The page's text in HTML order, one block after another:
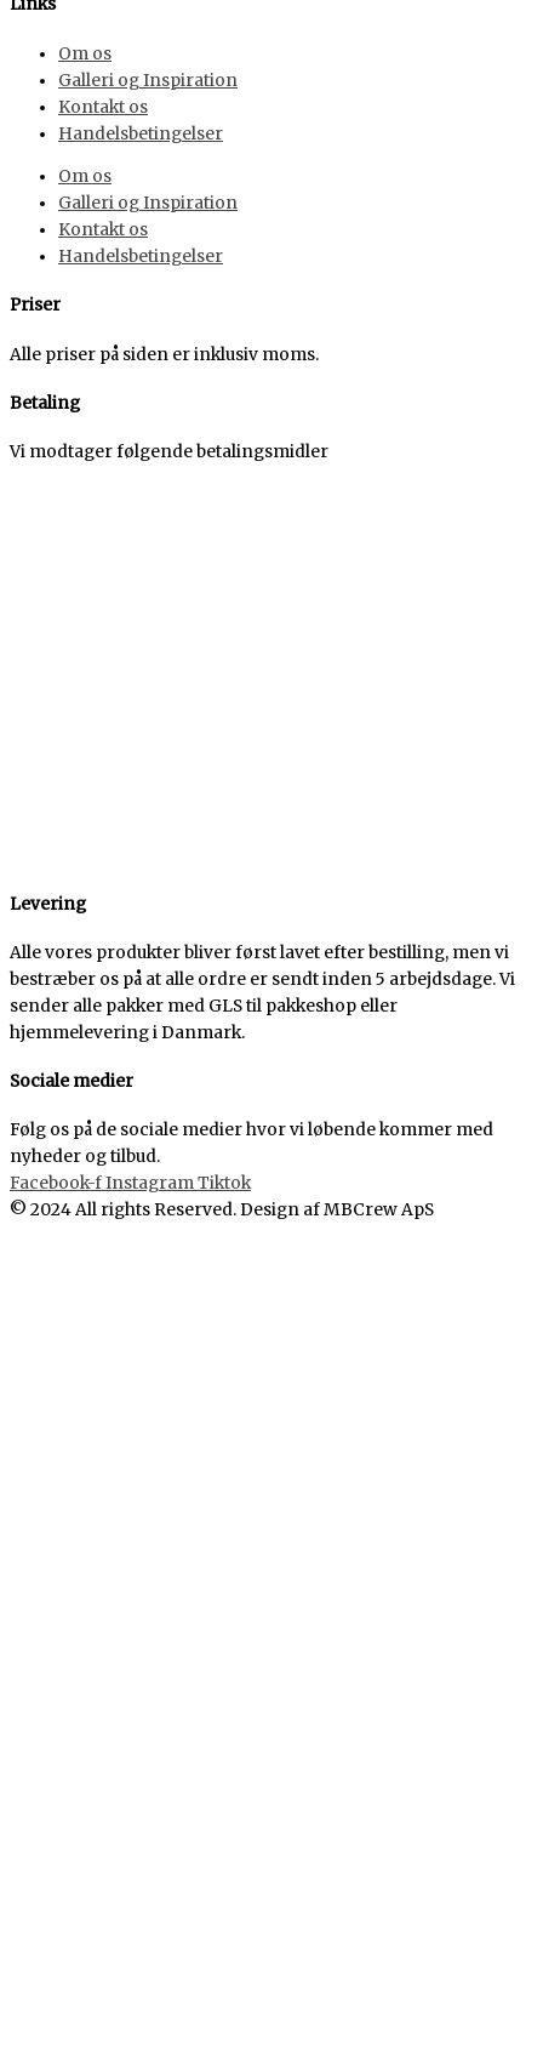
Links
Om os
Galleri og Inspiration
Kontakt os
Handelsbetingelser
Om os
Galleri og Inspiration
Kontakt os
Handelsbetingelser
Priser
Alle priser på siden er inklusiv moms.
Betaling
Vi modtager følgende betalingsmidler
Levering
Alle vores produkter bliver først lavet efter bestilling, men vi
bestræber os på at alle ordre er sendt inden 5 arbejdsdage. Vi
sender alle pakker med GLS til pakkeshop eller
hjemmelevering i Danmark.
Sociale medier
Følg os på de sociale medier hvor vi løbende kommer med
nyheder og tilbud.
Facebook-fInstagramTiktok
© 2024 All rights Reserved. Design af MBCrew ApS